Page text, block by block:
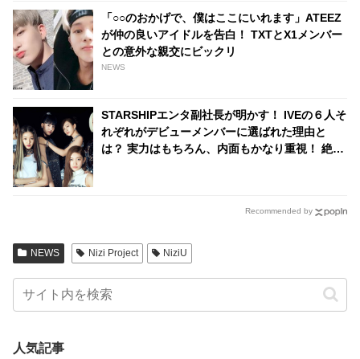
「○○のおかげで、僕はここにいれます」ATEEZ
が仲の良いアイドルを告白！ TXTとX1メンバー
との意外な親交にビックリ
NEWS
STARSHIPエンタ副社長が明かす！ IVEの６人そ
れぞれがデビューメンバーに選ばれた理由と
は？ 実力はもちろん、内面もかなり重視！ 絶え
Recommended by
NEWS Nizi Project NiziU
人気記事